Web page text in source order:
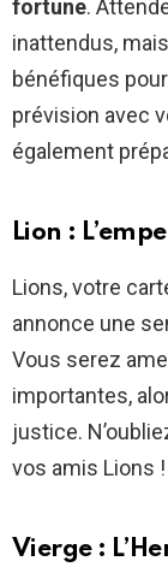
fortune.
inattendus,
bénéfiques
prévision avec
également
Lion :
Lions, votre
annonce une
Vous serez
importantes,
justice.
vos amis Lions !
Vierge :